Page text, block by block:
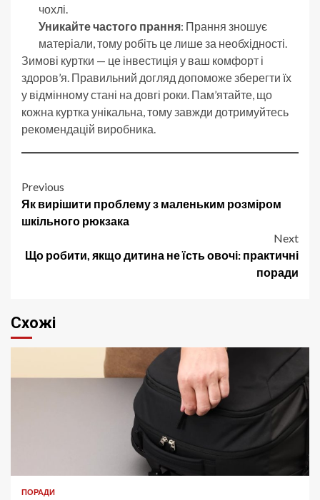
чохлі.
Уникайте частого прання: Прання зношує
матеріали, тому робіть це лише за необхідності.
Зимові куртки — це інвестиція у ваш комфорт і
здоров’я. Правильний догляд допоможе зберегти їх
у відмінному стані на довгі роки. Пам’ятайте, що
кожна куртка унікальна, тому завжди дотримуйтесь
рекомендацій виробника.
Post
navigation
Previous
Як вирішити проблему з маленьким розміром
шкільного рюкзака
Next
Що робити, якщо дитина не їсть овочі: практичні
поради
Схожі
ПОРАДИ